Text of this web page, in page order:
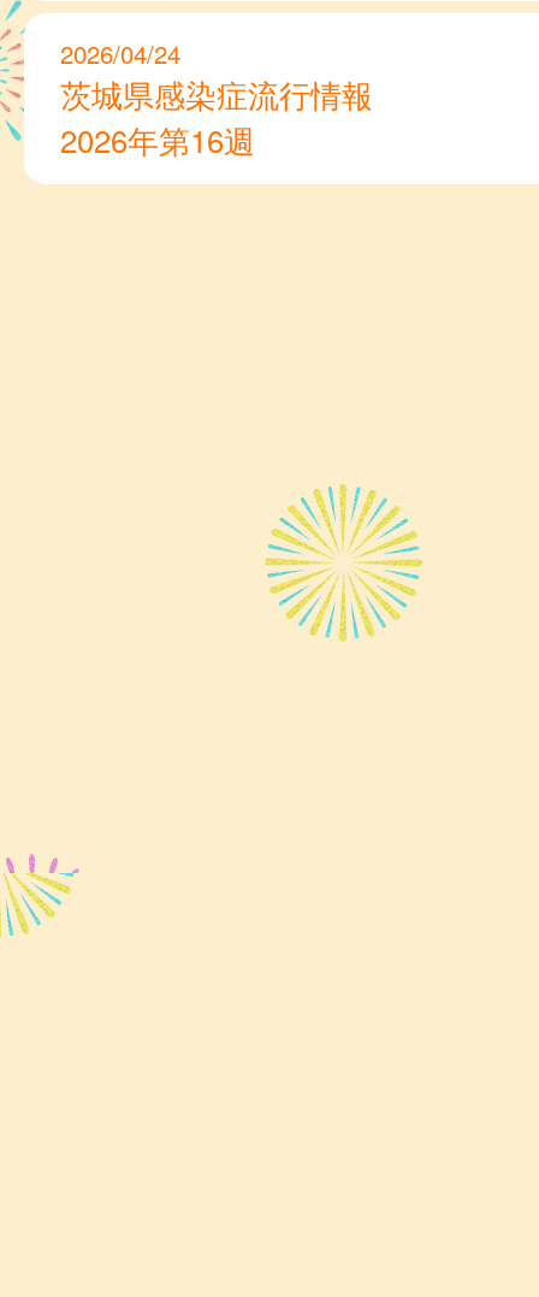
2026/04/24
茨城県感染症流行情報
2026年第16週